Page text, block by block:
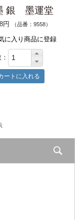
銀 墨運堂
円 （品番：9558）
に入り商品に登録